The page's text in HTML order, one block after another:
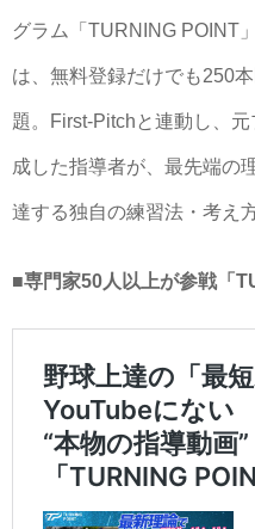
グラム「TURNING POINT
は、無料登録だけでも250
題。First-Pitchと連動し、
成した指導者が、最先端の
達する独自の練習法・考え
■専門家50人以上が参戦「